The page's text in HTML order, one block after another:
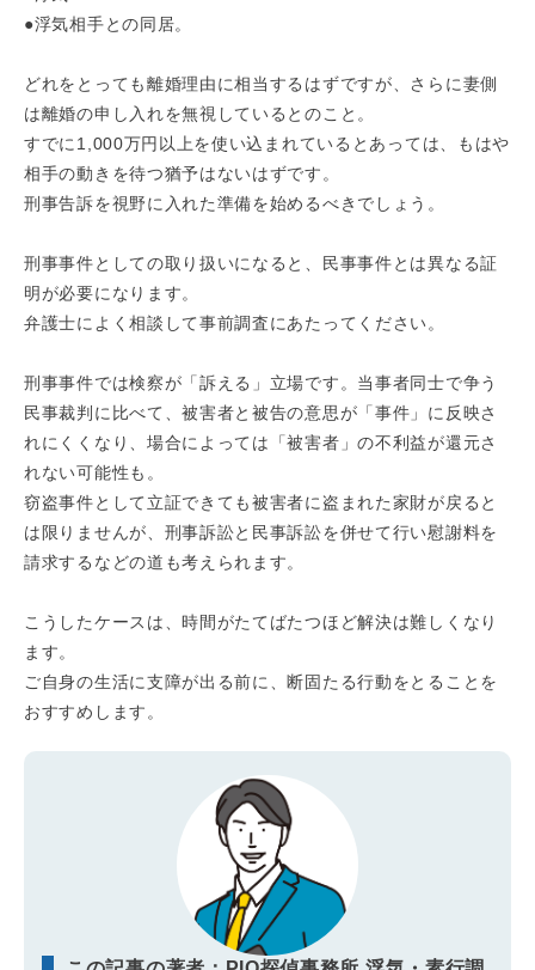
●浮気相手との同居。
どれをとっても離婚理由に相当するはずですが、さらに妻側
は離婚の申し入れを無視しているとのこと。
すでに1,000万円以上を使い込まれているとあっては、もはや
相手の動きを待つ猶予はないはずです。
刑事告訴を視野に入れた準備を始めるべきでしょう。
刑事事件としての取り扱いになると、民事事件とは異なる証
明が必要になります。
弁護士によく相談して事前調査にあたってください。
刑事事件では検察が「訴える」立場です。当事者同士で争う
民事裁判に比べて、被害者と被告の意思が「事件」に反映さ
れにくくなり、場合によっては「被害者」の不利益が還元さ
れない可能性も。
窃盗事件として立証できても被害者に盗まれた家財が戻ると
は限りませんが、刑事訴訟と民事訴訟を併せて行い慰謝料を
請求するなどの道も考えられます。
こうしたケースは、時間がたてばたつほど解決は難しくなり
ます。
ご自身の生活に支障が出る前に、断固たる行動をとることを
おすすめします。